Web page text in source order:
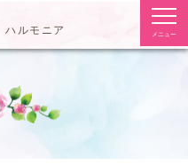
ハルモニア メニュー